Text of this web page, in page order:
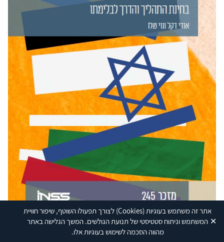
אתר זה משתמש בעוגיות(Cookies) לצורך תפעולו השוטף, שיפור חוויית
המשתמש וניתוח סטטיסטי של תנועת הגולשים. המשך הגלישה באתר
מהווה הסכמה לשימוש בעוגיות אלו.
✕